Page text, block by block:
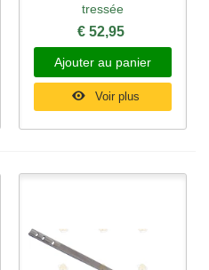
tressée
€ 52,95
Ajouter au panier
Voir plus